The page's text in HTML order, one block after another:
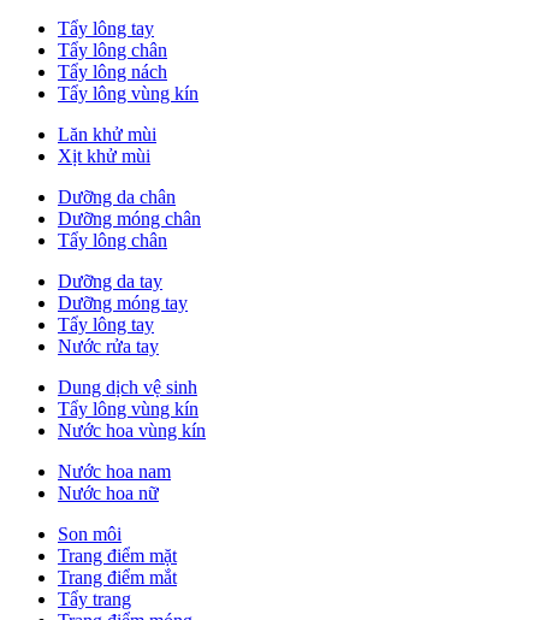
Tẩy lông tay
Tẩy lông chân
Tẩy lông nách
Tẩy lông vùng kín
Lăn khử mùi
Xịt khử mùi
Dưỡng da chân
Dưỡng móng chân
Tẩy lông chân
Dưỡng da tay
Dưỡng móng tay
Tẩy lông tay
Nước rửa tay
Dung dịch vệ sinh
Tẩy lông vùng kín
Nước hoa vùng kín
Nước hoa nam
Nước hoa nữ
Son môi
Trang điểm mặt
Trang điểm mắt
Tẩy trang